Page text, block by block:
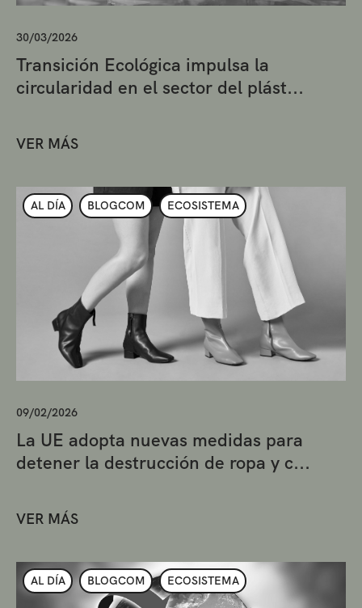
30/03/2026
Transición Ecológica impulsa la
circularidad en el sector del plást...
VER MÁS
AL DÍA BLOGCOM ECOSISTEMA
09/02/2026
La UE adopta nuevas medidas para
detener la destrucción de ropa y c...
VER MÁS
AL DÍA BLOGCOM ECOSISTEMA